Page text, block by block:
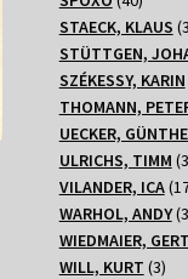
STAECK, KLAUS
STÜTTGEN,
SZÉKESSY, KARIN
THOMANN,
UECKER,
ULRICHS, TIMM
VILANDER, ICA
WARHOL, ANDY 3
WIEDMAIER, GERT
WILL, KURT 33